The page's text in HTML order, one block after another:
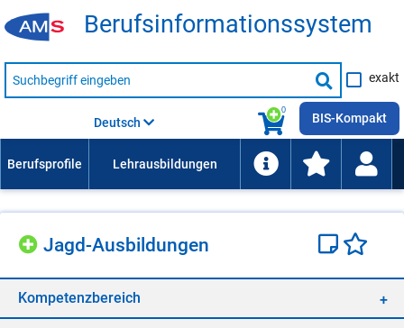
Be­rufs­in­for­ma­ti­ons­sys­tem
Suche
nach
Suche
starten
exakt
0
Deutsch BIS-Kompakt
Jagd-Aus­bil­dun­gen
Kom­pe­tenz­be­reich